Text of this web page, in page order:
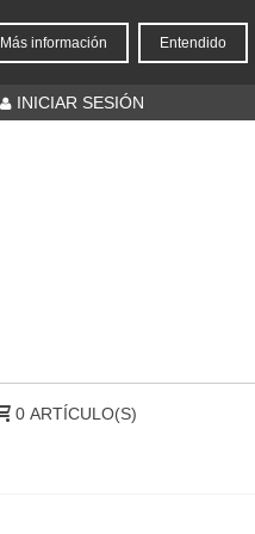
Más información Entendido
INICIAR SESIÓN
0 ARTÍCULO(S)